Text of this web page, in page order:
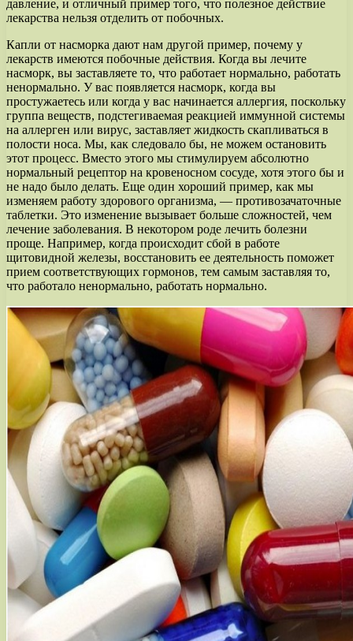
давление, и отличный пример того, что полезное действие
лекарства нельзя отделить от побочных.
Капли от насморка дают нам другой пример, почему у
лекарств имеются побочные действия. Когда вы лечите
насморк, вы заставляете то, что работает нормально, работать
ненормально. У вас появляется насморк, когда вы
простужаетесь или когда у вас начинается аллергия, поскольку
группа веществ, подстегиваемая реакцией иммунной системы
на аллерген или вирус, заставляет жидкость скапливаться в
полости носа. Мы, как следовало бы, не можем остановить
этот процесс. Вместо этого мы стимулируем абсолютно
нормальный рецептор на кровеносном сосуде, хотя этого бы и
не надо было делать. Еще один хороший пример, как мы
изменяем работу здорового организма, — противозачаточные
таблетки. Это изменение вызывает больше сложностей, чем
лечение заболевания. В некотором роде лечить болезни
проще. Например, когда происходит сбой в работе
щитовидной железы, восстановить ее деятельность поможет
прием соответствующих гормонов, тем самым заставляя то,
что работало ненормально, работать нормально.